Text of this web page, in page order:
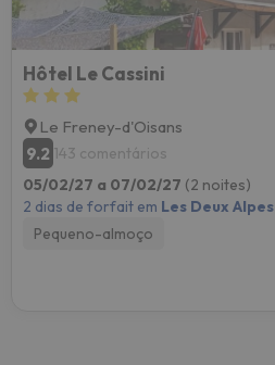
Hôtel Le Cassini
Le Freney-d'Oisans
9.2 143 comentários
05/02/27 a 07/02/27 (2 noites)
2 dias de forfait em Les Deux Alpes
Pequeno-almoço